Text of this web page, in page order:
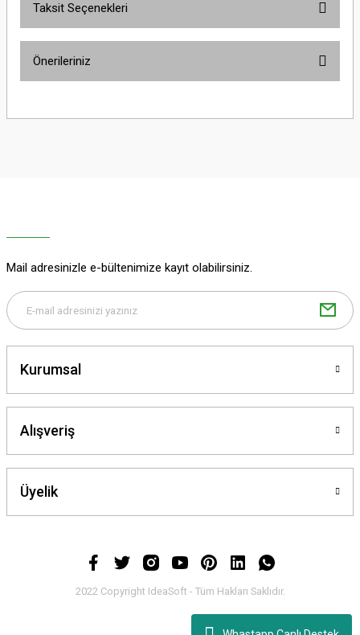
Taksit Seçenekleri
Önerileriniz
yetersiz gördüğünüz noktaları öneri formunu kullanarak tarafımıza
Bu ürüne benzer farklı alternatifler olmalı.
Mail adresinizle e-bültenimize kayıt olabilirsiniz.
Kurumsal
Alışveriş
Üyelik
2022 Copyright IdeaSoft - Tüm Hakları Saklıdır.